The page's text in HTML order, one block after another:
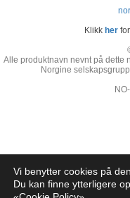
Klikk her
Alle produktnavn nevnt på dette
Norgine
Vi benytter cookies på
Du kan finne ytterligere